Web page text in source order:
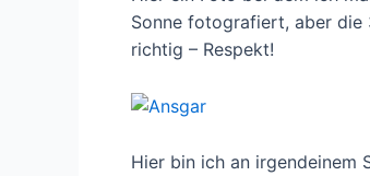
Sonne fotografiert, aber die
richtig – Respekt!
Hier bin ich an irgendeinem